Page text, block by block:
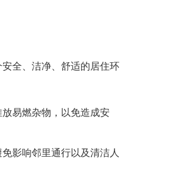
全、洁净、舒适的居住环
易燃杂物，以免造成安
影响邻里通行以及清洁人